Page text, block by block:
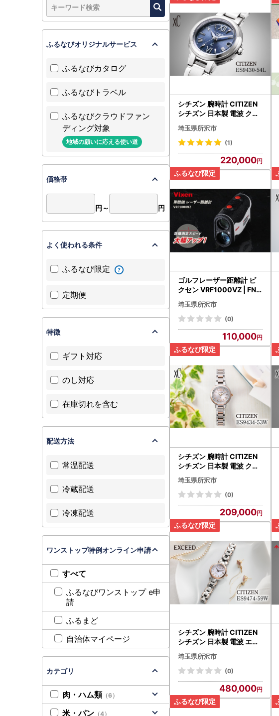
シチズン 腕時計 CITIZEN
シチズン 日本製 電波 クロ
スシー ES9430-54L | 所
沢 FN-Limited-PR
埼玉県所沢市
(1)
220,000
ゴルフレーザー距離計 ビ
クセン VRF1000VZ | FN-
Limited-PR
埼玉県所沢市
(0)
110,000
シチズン 腕時計 CITIZEN
シチズン 日本製 電波 クロ
スシー ES9434-53W｜所
沢 FN-Limited-PR
埼玉県所沢市
(0)
209,000
シチズン 腕時計 CITIZEN
シチズン 日本製 電波 エク
シードエル ES9474-59W
| 所沢 FN-Limited-PR
埼玉県所沢市
(0)
480,000
ふるなびオリジナルサービス
ふるなびカタログ
ふるなびトラベル
ふるなびクラウドファン
ディング対象
地域の願いに応える使い道
価格帯
円～ 円
よく使われる条件
ふるなび限定
定期便
特徴
ギフト対応
のし対応
在庫切れを含む
配送方法
常温配送
冷蔵配送
冷凍配送
ワンストップ特例オンライン申請
すべて
ふるなびワンストップ e申
請
ふるまど
自治体マイページ
カテゴリ
肉・ハム類 （6）
米・パン （4）